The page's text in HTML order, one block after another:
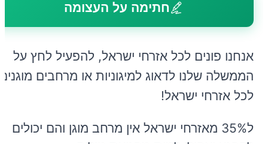
חתימה על העצומה
אנחנו פונים לכל אזרחי ישראל, להפעיל לחץ על
הממשלה שלנו לדאוג למיגוניות או מרחבים מוגנים
לכל אזרחי ישראל!
ל35% מאזרחי ישראל אין מרחב מוגן והם יכולים